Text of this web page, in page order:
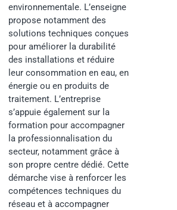
environnementale. L’enseigne
propose notamment des
solutions techniques conçues
pour améliorer la durabilité
des installations et réduire
leur consommation en eau, en
énergie ou en produits de
traitement. L’entreprise
s’appuie également sur la
formation pour accompagner
la professionnalisation du
secteur, notamment grâce à
son propre centre dédié. Cette
démarche vise à renforcer les
compétences techniques du
réseau et à accompagner